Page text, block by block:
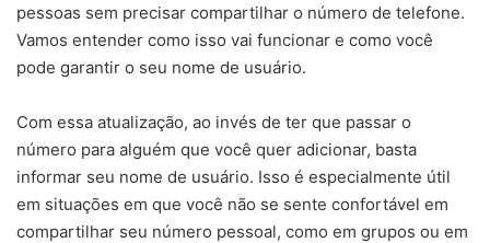
pessoas sem precisar compartilhar o número de telefone.
Vamos entender como isso vai funcionar e como você
pode garantir o seu nome de usuário.
Com essa atualização, ao invés de ter que passar o
número para alguém que você quer adicionar, basta
informar seu nome de usuário. Isso é especialmente útil
em situações em que você não se sente confortável em
compartilhar seu número pessoal, como em grupos ou em